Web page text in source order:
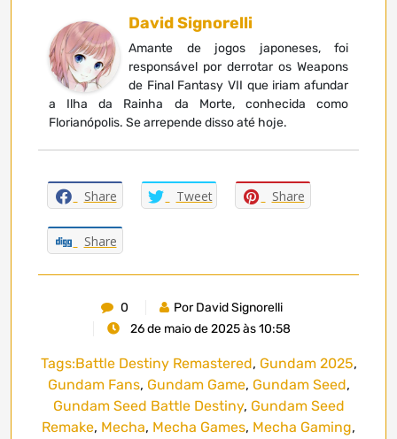
David Signorelli
Amante de jogos japoneses, foi
responsável por derrotar os Weapons
de Final Fantasy VII que iriam afundar
a Ilha da Rainha da Morte, conhecida como
Florianópolis. Se arrepende disso até hoje.
Share Tweet Share
Share
0
Por David Signorelli
26 de maio de 2025 às 10:58
Tags:Battle Destiny Remastered, Gundam 2025,
Gundam Fans, Gundam Game, Gundam Seed,
Gundam Seed Battle Destiny, Gundam Seed
Remake, Mecha, Mecha Games, Mecha Gaming,